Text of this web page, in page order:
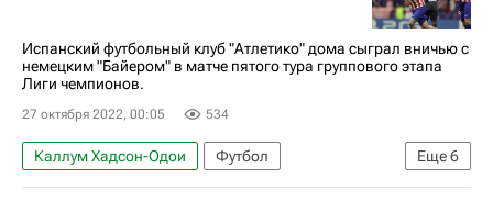
АПЛ 2026-2027 (Чемпионат Англии по футболу)
Испанский футбольный клуб "Атлетико" дома сыграл вничью с
немецким "Байером" в матче пятого тура группового этапа
Лиги чемпионов.
27 октября 2022, 00:05 534
Еще6
Каллум Хадсон-Одои
Футбол
Атлетико (Мадрид)